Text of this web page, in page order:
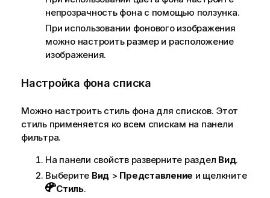
непрозрачность фона с помощью ползунка.
При использовании фонового изображения
можно настроить размер и расположение
изображения.
Настройка фона списка
Можно настроить стиль фона для списков. Этот
стиль применяется ко всем спискам на панели
фильтра.
На панели свойств разверните раздел Вид.
Выберите Вид > Представление и щелкните
Стиль.